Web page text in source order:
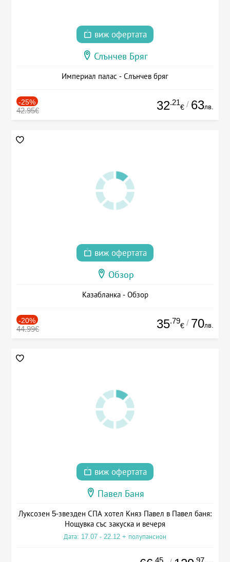
виж офертата
Слънчев Бряг
Империал палас - Слънчев бряг
-25%
42.95€ 32.21
€ / 63лв.
виж офертата
Обзор
Казабланка - Обзор
-20%
44.99€ 35.79
€ / 70лв.
виж офертата
Павел Баня
Луксозен 5-звезден СПА хотел Княз Павел в Павел баня:
Нощувка със закуска и вечеря
Дата: 17.07 - 22.12 + полупансион
.45 .97